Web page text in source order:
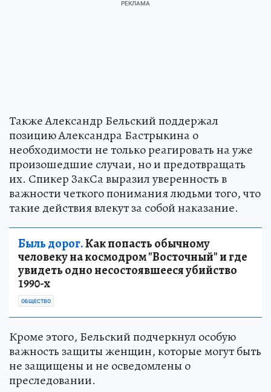
Также Александр Бельский поддержал
позицию Александра Бастрыкина о
необходимости не только реагировать на уже
произошедшие случаи, но и предотвращать
их. Спикер ЗакСа выразил уверенность в
важности четкого понимания людьми того, что
такие действия влекут за собой наказание.
Быль дорог.Как попасть обычному
человеку на космодром "Восточный" и где
увидеть одно несостоявшееся убийство
1990-х
ОБЩЕСТВО
Кроме этого, Бельский подчеркнул особую
важность защиты женщин, которые могут быть
не защищены и не осведомлены о
преследовании.